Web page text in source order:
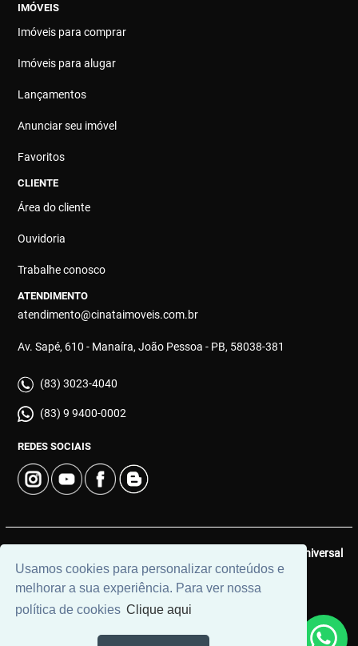
Usamos cookies para personalizar conteúdos e
melhorar a sua experiência. Para ver nossa
política de cookies Clique aqui
IMÓVEIS
Imóveis para comprar
Imóveis para alugar
Lançamentos
Anunciar seu imóvel
Favoritos
CLIENTE
Área do cliente
Ouvidoria
Trabalhe conosco
ATENDIMENTO
atendimento@cinataimoveis.com.br
Av. Sapé, 610 - Manaíra, João Pessoa - PB, 58038-381
(83) 3023-4040
(83) 9 9400-0002
REDES SOCIAIS
Universal
Software.